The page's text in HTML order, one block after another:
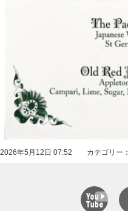
2026年5月12日 07:52 カテゴリー：